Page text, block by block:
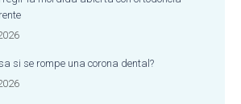
si se rompe una corona dental?